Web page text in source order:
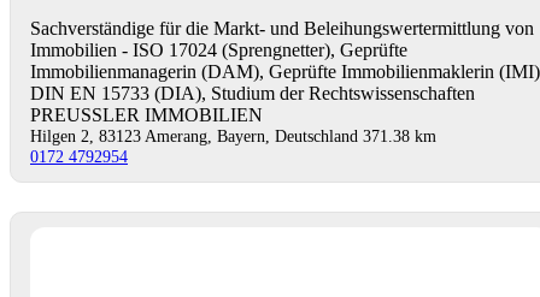
Sachverständige für die Markt- und Beleihungswertermittlung von
Immobilien - ISO 17024 (Sprengnetter), Geprüfte
Immobilienmanagerin (DAM), Geprüfte Immobilienmaklerin
DIN EN 15733 (DIA), Studium der Rechtswissenschaften
PREUSSLER IMMOBILIEN
Hilgen 2, 83123 Amerang, Bayern, Deutschland 371.38 km
0172 4792954